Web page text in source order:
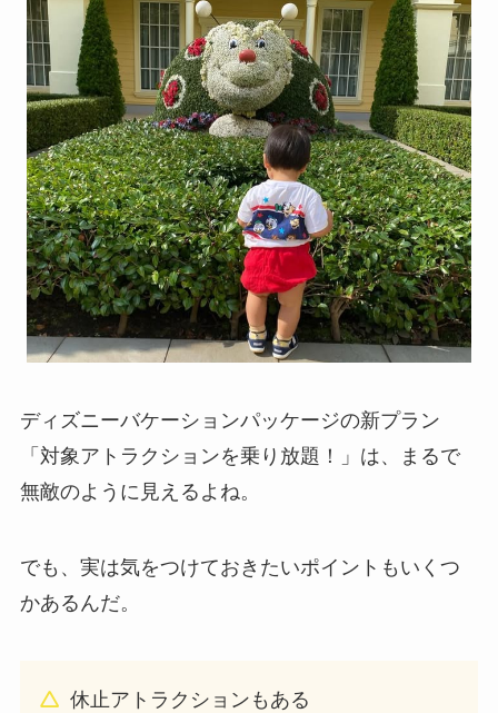
ディズニーバケーションパッケージの新プラン
「対象アトラクションを乗り放題！」は、まるで
無敵のように見えるよね。
でも、実は気をつけておきたいポイントもいくつ
かあるんだ。
休止アトラクションもある